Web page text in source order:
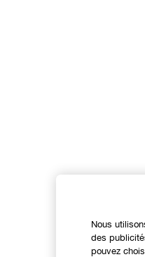
Nous
des
pouvez